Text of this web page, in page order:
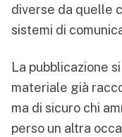
diverse da quelle
sistemi di
La pubblicazione
materiale già
ma di sicuro chi
perso un altra